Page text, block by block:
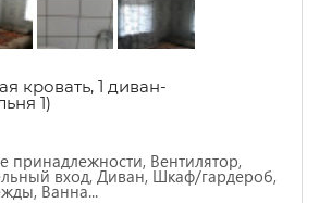
кровать, 1 диван-
1)
принадлежности, Вентилятор,
вход, Диван, Шкаф/гардероб,
Ванна...